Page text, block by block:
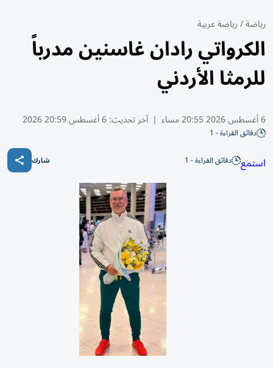
رياضة/رياضة عربية
الكرواتي رادان غاسنين مدرباً
للرمثا الأردني
6 أغسطس 2026 20:55 مساء | آخر تحديث:6 أغسطس 20:59 2026
دقائق القراءة - 1
استمع دقائق القراءة - 1 شارك